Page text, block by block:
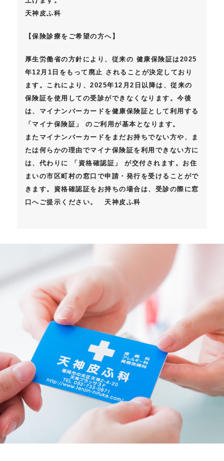
天神皮ふ科
【保険診療をご希望の方へ】
厚生労働省の方針により、従来の 健康保険証は2025
年12月1日をもって廃止 されることが決定しており
ます。これにより、2025年12月2日以降は、従来の
保険証を使用しての受診ができなく なります。今後
は、マイナンバーカードを健康保険証として利用する
「マイナ保険証」
のご利用が基本となります。
またマイナンバーカードをまだお持ちでない方や、ま
たは何らかの理由でマイナ保険証を利用できない方に
は、代わりに
「 資格確認証 」
が交付されます。お住
まいの市区町村の窓口で申請・発行を受けることがで
きます。資格確認証をお持ちの場合は、受診の際に窓
口へご提示ください。 天神皮ふ科